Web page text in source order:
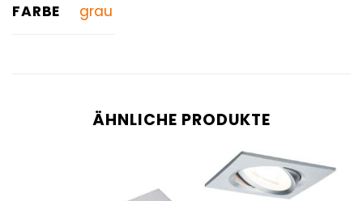
FARBE grau
ÄHNLICHE PRODUKTE